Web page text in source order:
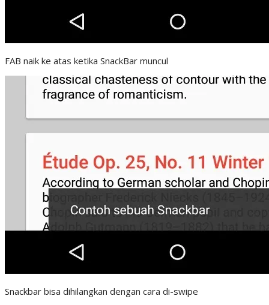
FAB naik ke atas ketika SnackBar muncul
Snackbar bisa dihilangkan dengan cara di-swipe